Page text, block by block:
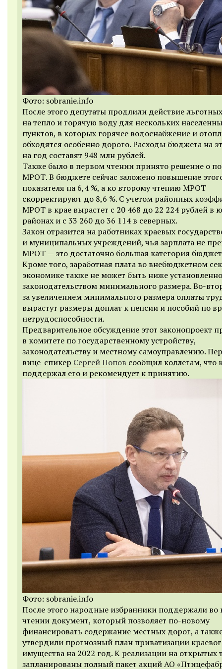
Фото: sobranie.info
После этого депутаты продлили действие
на тепло и горячую воду для нескольких
пунктов, в которых горячее водоснабжение и
обходятся особенно дорого. Расходы бюджета на
на год составят 948 млн рублей.
Также было в первом чтении принято решение о
МРОТ. В бюджете сейчас заложено повышение
показателя на 6,4 %, а ко второму чтению МРОТ
скорректируют до 8,6 %. С учетом районных
МРОТ в крае вырастет с 20 468 до 22 224 рублей в
районах и с 33 260 до 36 114 в северных.
Закон отразится на работниках краевых
и муниципальных учреждений, чья зарплата не
МРОТ — это достаточно большая категория
Кроме того, заработная плата во внебюджетном
экономике также не может быть ниже
законодательством минимального размера. Во-
за увеличением минимального размера оплаты
вырастут размеры доплат к пенсии и пособий по
нетрудоспособности.
Предварительное обсуждение этот законопроект
в комитете по государственному устройству,
законодательству и местному самоуправлению.
вице-спикер Сергей Попов сообщил коллегам, что
поддержал его и рекомендует к принятию.
Фото: sobranie.info
После этого народные избранники поддержали во
чтении документ, который позволяет по-новому
финансировать содержание местных дорог, а
утвердили прогнозный план приватизации
имущества на 2022 год. К реализации на открытых
запланированы полный пакет акций АО